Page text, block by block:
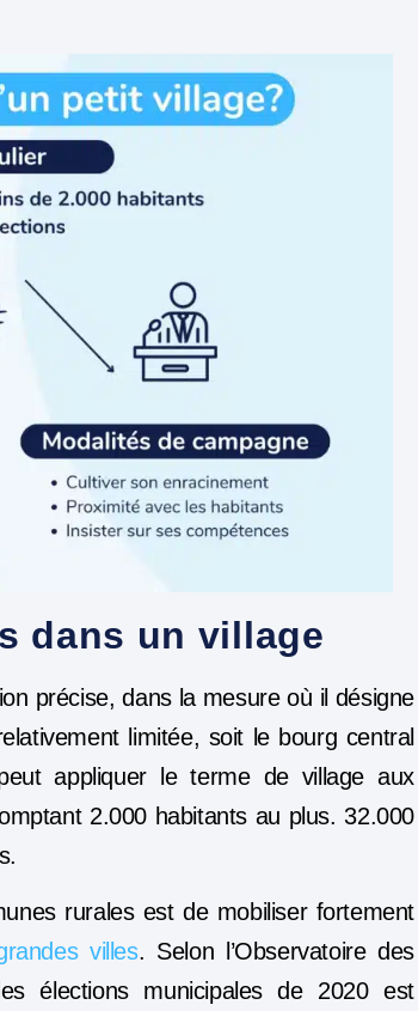
dans un village
précise, dans la mesure où il désigne
limitée, soit le bourg central
appliquer le terme de village aux
2.000 habitants au plus. 32.000
rurales est de mobiliser fortement
villes. Selon l’Observatoire des
élections municipales de 2020 est